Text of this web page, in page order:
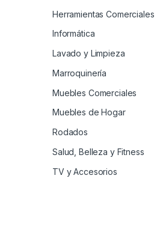
Herramientas Comerciales
Informática
Lavado y Limpieza
Marroquinería
Muebles Comerciales
Muebles de Hogar
Rodados
Salud, Belleza y Fitness
TV y Accesorios